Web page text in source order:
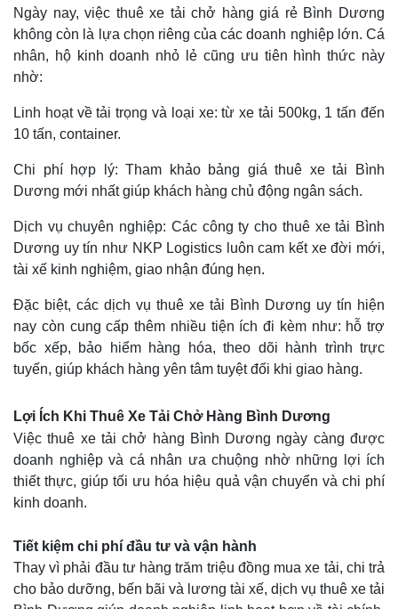
Ngày nay, việc thuê xe tải chở hàng giá rẻ Bình Dương
không còn là lựa chọn riêng của các doanh nghiệp lớn. Cá
nhân, hộ kinh doanh nhỏ lẻ cũng ưu tiên hình thức này
nhờ:
Linh hoạt về tải trọng và loại xe: từ xe tải 500kg, 1 tấn đến
10 tấn, container.
Chi phí hợp lý: Tham khảo bảng giá thuê xe tải Bình
Dương mới nhất giúp khách hàng chủ động ngân sách.
Dịch vụ chuyên nghiệp: Các công ty cho thuê xe tải Bình
Dương uy tín như NKP Logistics luôn cam kết xe đời mới,
tài xế kinh nghiệm, giao nhận đúng hẹn.
Đặc biệt, các dịch vụ thuê xe tải Bình Dương uy tín hiện
nay còn cung cấp thêm nhiều tiện ích đi kèm như: hỗ trợ
bốc xếp, bảo hiểm hàng hóa, theo dõi hành trình trực
tuyến, giúp khách hàng yên tâm tuyệt đối khi giao hàng.
Lợi Ích Khi Thuê Xe Tải Chở Hàng Bình Dương
Việc thuê xe tải chở hàng Bình Dương ngày càng được
doanh nghiệp và cá nhân ưa chuộng nhờ những lợi ích
thiết thực, giúp tối ưu hóa hiệu quả vận chuyển và chi phí
kinh doanh.
Tiết kiệm chi phí đầu tư và vận hành
Thay vì phải đầu tư hàng trăm triệu đồng mua xe tải, chi trả
cho bảo dưỡng, bến bãi và lương tài xế, dịch vụ thuê xe tải